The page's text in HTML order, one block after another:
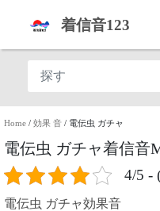
着信音123
Home / 効果 音 / 電伝虫 ガチャ
電伝虫 ガチャ着信音
4/5 -
電伝虫 ガチャ効果音